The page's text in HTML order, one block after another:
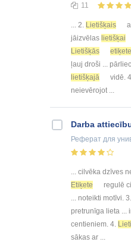
11
... 2. Lietišķais
jāizvēlas lietišķai
Lietišķās
ļauj droši ...
lietišķajā
vidē. 4.
neievērojot ...
Darba
Реферат для
... cilvēka dzīves
Etiķete
regulē
... noteikti motīvi. 3.
pretrunīga lieta ...
centieniem. 4.
sākas ar ...